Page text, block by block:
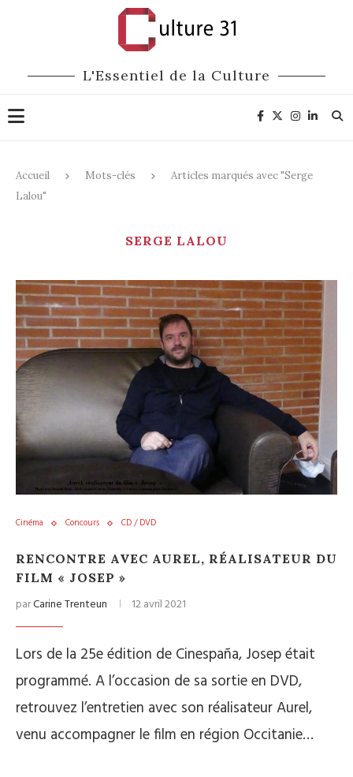
L'Essentiel de la Culture
Accueil Mots-clés
Articles marqués avec "Serge
Lalou"
SERGE LALOU
Cinéma Concours CD / DVD
RENCONTRE AVEC AUREL, RÉALISATEUR DU
FILM « JOSEP »
parCarine Trenteun 12 avril 2021
Lors de la 25e édition de Cinespaña, Josep était
programmé. A l’occasion de sa sortie en DVD,
retrouvez l’entretien avec son réalisateur Aurel,
venu accompagner le film en région Occitanie…